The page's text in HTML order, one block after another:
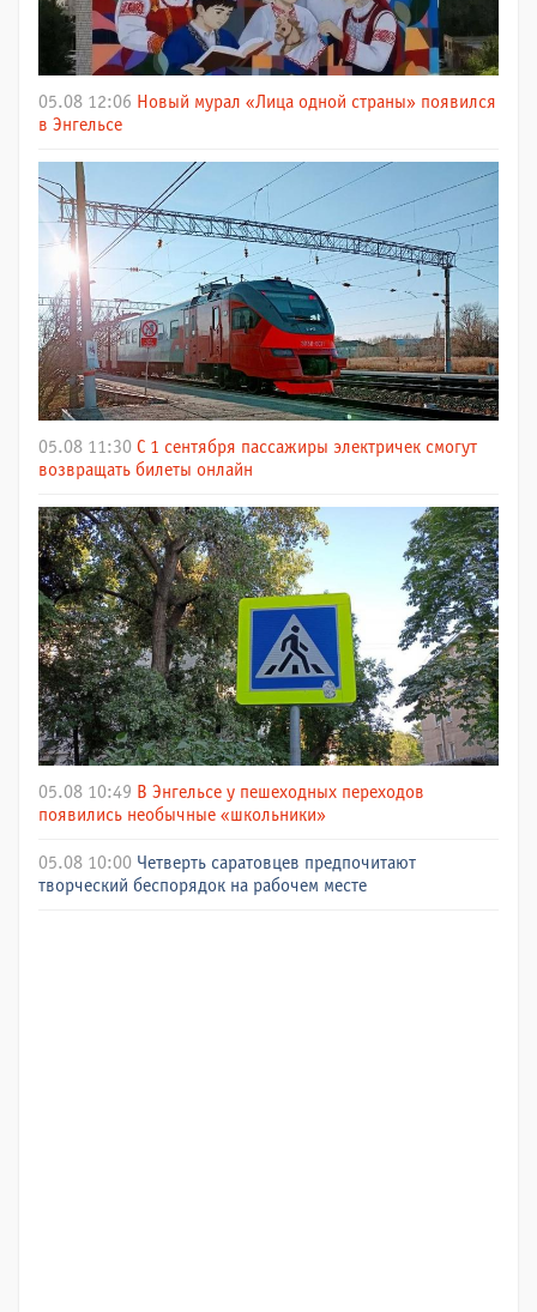
05.08 12:06 Новый мурал «Лица одной страны» появился
в Энгельсе
05.08 11:30 С 1 сентября пассажиры электричек смогут
возвращать билеты онлайн
05.08 10:49 В Энгельсе у пешеходных переходов
появились необычные «школьники»
05.08 10:00 Четверть саратовцев предпочитают
творческий беспорядок на рабочем месте